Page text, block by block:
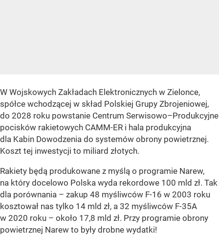
W Wojskowych Zakładach Elektronicznych w Zielonce,
spółce wchodzącej w skład Polskiej Grupy Zbrojeniowej,
do 2028 roku powstanie Centrum Serwisowo–Produkcyjne
pocisków rakietowych CAMM-ER i hala produkcyjna
dla Kabin Dowodzenia do systemów obrony powietrznej.
Koszt tej inwestycji to miliard złotych.
Rakiety będą produkowane z myślą o programie Narew,
na który docelowo Polska wyda rekordowe 100 mld zł. Tak
dla porównania – zakup 48 myśliwców F-16 w 2003 roku
kosztował nas tylko 14 mld zł, a 32 myśliwców F-35A
w 2020 roku – około 17,8 mld zł. Przy programie obrony
powietrznej Narew to były drobne wydatki!